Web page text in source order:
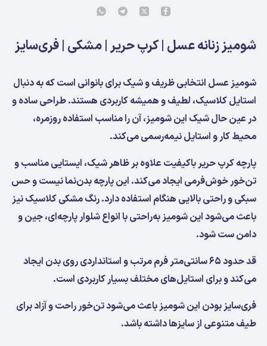
شومیز زنانه عسل | کرپ حریر | مشکی | فری‌سایز
شومیز عسل انتخابی ظریف و شیک برای بانوانی است که به دنبال
استایل کلاسیک، لطیف و همیشه کاربردی هستند. طراحی ساده و
در عین حال شیک این شومیز، آن را مناسب استفاده روزمره،
محیط کار و استایل نیمه‌رسمی می‌کند.
پارچه کرپ حریر باکیفیت علاوه بر ظاهر شیک، ایستایی مناسب و
تن‌خور خوش‌فرمی ایجاد می‌کند. این پارچه بدن‌نما نیست و حس
سبکی و راحتی بالایی هنگام استفاده دارد. رنگ مشکی کلاسیک نیز
باعث می‌شود این شومیز به‌راحتی با انواع شلوار پارچه‌ای، جین و
دامن ست شود.
قد حدود ۶۵ سانتی‌متر فرم مرتب و استانداردی روی بدن ایجاد
می‌کند و برای استایل‌های مختلف بسیار کاربردی است.
فری‌سایز بودن این شومیز باعث می‌شود تن‌خور راحت و آزاد برای
طیف متنوعی از سایزها داشته باشد.